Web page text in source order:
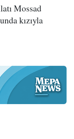
Mossad
kızıyla